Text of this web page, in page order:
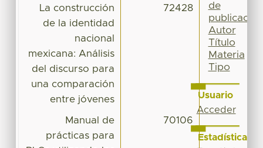
La construcción
de la identidad
nacional
mexicana: Análisis
del discurso para
una comparación
entre jóvenes
72428
Manual de
prácticas para
70106
de
publicación
Autor
Título
Materia
Tipo
Usuario
Acceder
Estadísticas